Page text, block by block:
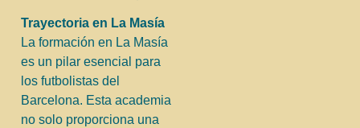
Trayectoria en La Masía
La formación en La Masía
es un pilar esencial para
los futbolistas del
Barcelona. Esta academia
no solo proporciona una